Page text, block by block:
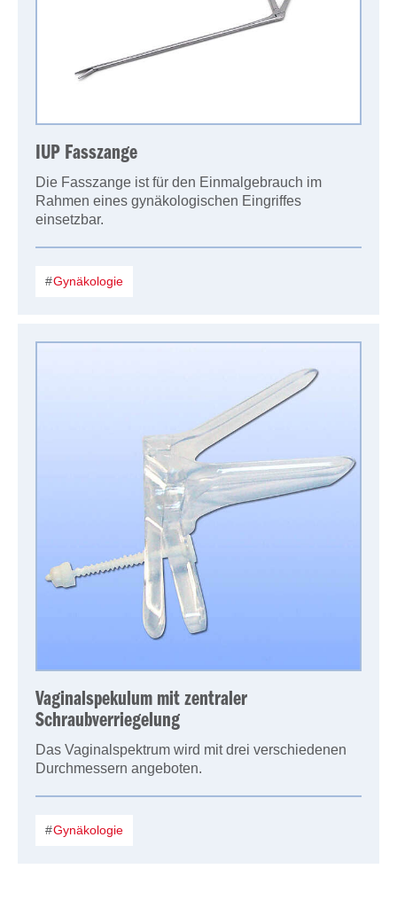
IUP Fasszange
Die Fasszange ist für den Einmalgebrauch im
Rahmen eines gynäkologischen Eingriffes
einsetzbar.
Gynäkologie
Vaginalspekulum mit zentraler
Schraubverriegelung
Das Vaginalspektrum wird mit drei verschiedenen
Durchmessern angeboten.
Gynäkologie